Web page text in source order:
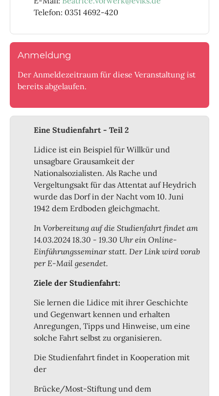
Telefon: 0351 4692-420
Anmeldung
Der Anmeldezeitraum für diese Veranstaltung ist
bereits abgelaufen.
Eine Studienfahrt - Teil 2
Lidice ist ein Beispiel für Willkür und
unsagbare Grausamkeit der
Nationalsozialisten. Als Rache und
Vergeltungsakt für das Attentat auf Heydrich
wurde das Dorf in der Nacht vom 10. Juni
1942 dem Erdboden gleichgmacht.
In Vorbereitung auf die Studienfahrt findet am
14.03.2024 18.30 - 19.30 Uhr ein Online-
Einführungsseminar statt. Der Link wird vorab
per E-Mail gesendet.
Ziele der Studienfahrt:
Sie lernen die Lidice mit ihrer Geschichte
und Gegenwart kennen und erhalten
Anregungen, Tipps und Hinweise, um eine
solche Fahrt selbst zu organisieren.
Die Studienfahrt findet in Kooperation mit
der
Brücke/Most-Stiftung und dem